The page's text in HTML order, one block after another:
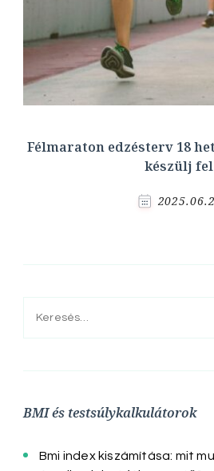
Félmaraton edzésterv 18
készülj fel
Keresés:
BMI és testsúlykalkulátorok
Bmi index kiszámítása: mit